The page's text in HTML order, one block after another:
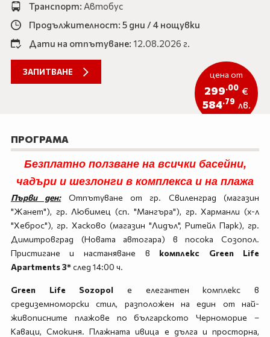
Документи
Контакти
За нас
Подаръчен ваучер
Услуги
Продажба на автобуси
Екскурзии
Подарък ваучер
Запитване
ПОСЛЕДВАЙТЕ НИ
Транспорт: Автобус
Продължителност: 5 дни / 4 нощувки
Дати на отпътуване: 12.08.2026 г.
ЗАПИТВАНЕ цена от
299.00 €
584.79 лв.
ПРОГРАМА
Безплатно ползване на всички басейни,
чадъри и шезлонги в комплекса и на плажа
Първи ден:Отпътуване от гр. Свиленград (магазин
"Жанет"), гр. Любимец (сп. "Мангъра"), гр. Харманли (х-л
"Хеброс"), гр. Хасково (магазин "Лидъл", Ритейл Парк), гр.
Димитровград (Новата автогара) в посока Созопол.
Пристигане и настаняване в комплекс Green Life
Apartments 3*след 14:00 ч.
Green Life Sozopolе елегантен комплекс в
средиземноморски стил, разположен на един от най-
живописните плажове по българското Черноморие –
Каваци, Смокиня. Плажната ивица е дълга и просторна,